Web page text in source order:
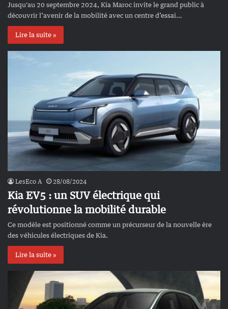
Jusqu'au 20 septembre 2024, Kia Maroc invite le grand public à
découvrir l’avenir de la mobilité avec un centre d’essai…
Lire la suite »
LesEco A 28/08/2024
Kia EV5 : un SUV électrique qui
révolutionne la mobilité durable
Ce modèle est positionné comme un précurseur de la nouvelle ère
des véhicules électriques de Kia.
Lire la suite »